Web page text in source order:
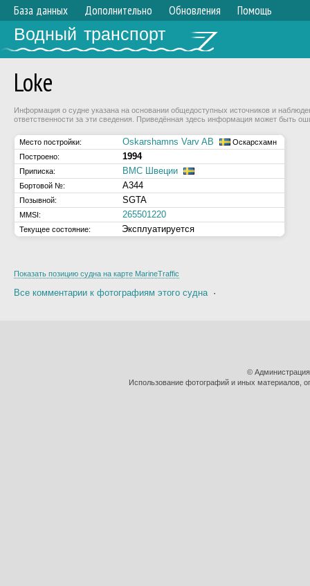
База данных Дополнительно Обновления Помощь
Водный транспорт
Loke
Информация о судне указана на основании общедоступных источников и
ответственности за эти сведения. Приведённая здесь информация может быть
Место постройки: Oskarshamns Varv AB
Оскарсхамн
Построено:
1994
Приписка: ВМС Швеции
Бортовой №: A344
Позывной: SGTA
MMSI: 265501220
Текущее состояние: Эксплуатируется
Показать позицию судна на карте MarineTraffic
Все комментарии к фотографиям этого судна·
©
Использование фотографий и иных материалов,